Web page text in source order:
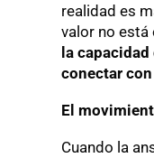
realidad es
valor no está
la
conectar
El
Cuando la